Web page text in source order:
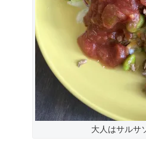
大人はサルサ